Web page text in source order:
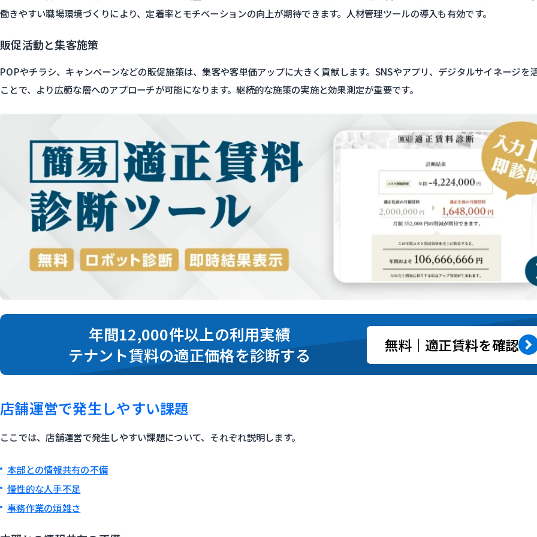
働きやすい職場環境づくりにより、定着率とモチベーションの向上が期待できます。人材管理ツールの導入も有効です。
販促活動と集客施策
POPやチラシ、キャンペーンなどの販促施策は、集客や客単価アップに大きく貢献します。SNSやアプリ、デジタルサイネージを
ことで、より広範な層へのアプローチが可能になります。継続的な施策の実施と効果測定が重要です。
年間12,000件以上の利用実績
テナント賃料の適正価格を診断する
無料｜適正賃料を確認
店舗運営で発生しやすい課題
ここでは、店舗運営で発生しやすい課題について、それぞれ説明します。
本部との情報共有の不備
慢性的な人手不足
事務作業の煩雑さ